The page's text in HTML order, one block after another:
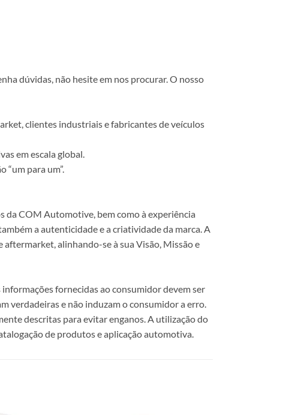
dúvidas, não hesite em nos procurar. O nosso
clientes industriais e fabricantes de veículos
em escala global.
para um”.
da COM Automotive, bem como à experiência
a autenticidade e a criatividade da marca. A
alinhando-se à sua Visão, Missão e
fornecidas ao consumidor devem ser
verdadeiras e não induzam o consumidor a erro.
descritas para evitar enganos. A utilização do
de produtos e aplicação automotiva.